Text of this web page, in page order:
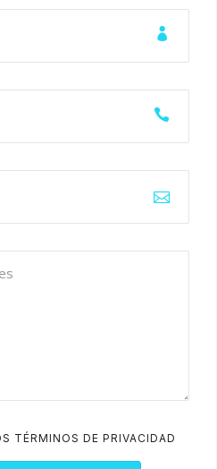
TÉRMINOS DE PRIVACIDAD